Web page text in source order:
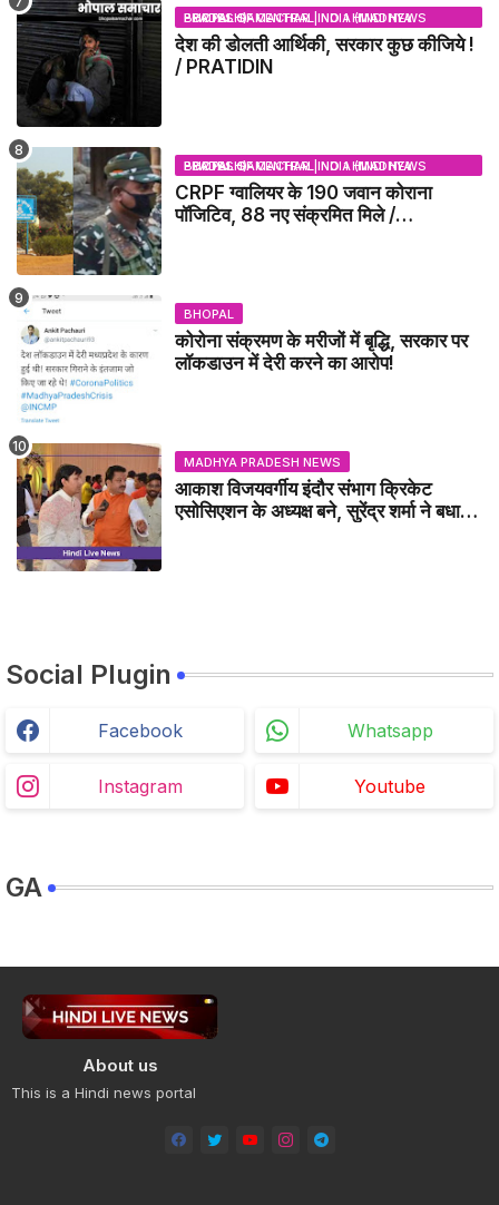
BHOPAL SAMACHAR | NO 1 HINDI NEWS PORTAL OF CENTRAL INDIA (MADHYA PRADESH)
देश की डोलती आर्थिकी, सरकार कुछ कीजिये !
/ PRATIDIN
BHOPAL SAMACHAR | NO 1 HINDI NEWS PORTAL OF CENTRAL INDIA (MADHYA PRADESH)
CRPF ग्वालियर के 190 जवान कोराना
पॉजिटिव, 88 नए संक्रमित मिले /
BHOPAL
कोरोना संक्रमण के मरीजों में बृद्धि, सरकार पर
लॉकडाउन में देरी करने का आरोप!
MADHYA PRADESH NEWS
आकाश विजयवर्गीय इंदौर संभाग क्रिकेट
एसोसिएशन के अध्यक्ष बने, सुरेंद्र शर्मा ने बधाई
Social Plugin
Facebook Whatsapp
Instagram Youtube
GA
About us
This is a Hindi news portal